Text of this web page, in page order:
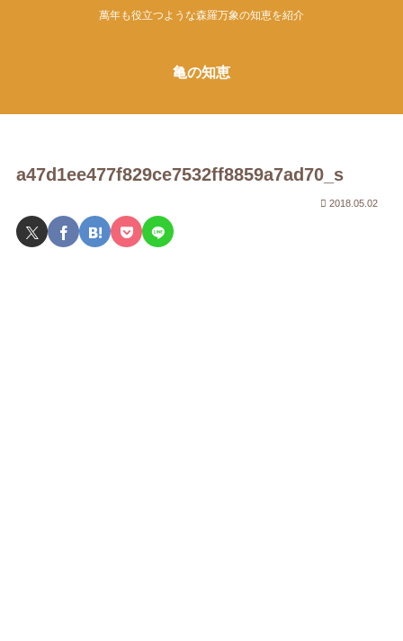
萬年も役立つような森羅万象の知恵を紹介
亀の知恵
a47d1ee477f829ce7532ff8859a7ad70_s
2018.05.02